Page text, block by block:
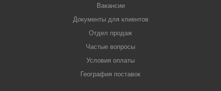
Вакансии
Документы для клиентов
Отдел продаж
Частые вопросы
Условия оплаты
География поставок